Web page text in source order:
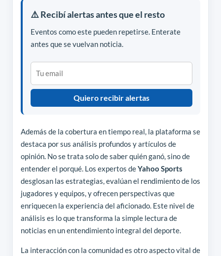
⚠️ Recibí alertas antes que el resto
Eventos como este pueden repetirse. Enterate
antes que se vuelvan noticia.
Quiero recibir alertas
Además de la cobertura en tiempo real, la plataforma se
destaca por sus análisis profundos y artículos de
opinión. No se trata solo de saber quién ganó, sino de
entender el porqué. Los expertos deYahoo Sports
desglosan las estrategias, evalúan el rendimiento de los
jugadores y equipos, y ofrecen perspectivas que
enriquecen la experiencia del aficionado. Este nivel de
análisis es lo que transforma la simple lectura de
noticias en un entendimiento integral del deporte.
La interacción con la comunidad es otro aspecto vital de